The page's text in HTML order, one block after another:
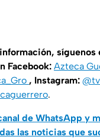
síguenos
Facebook: Azteca
, Instagram:
.
de WhatsApp y
las noticias que